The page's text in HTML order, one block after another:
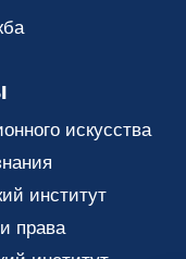
искусства
институт
права